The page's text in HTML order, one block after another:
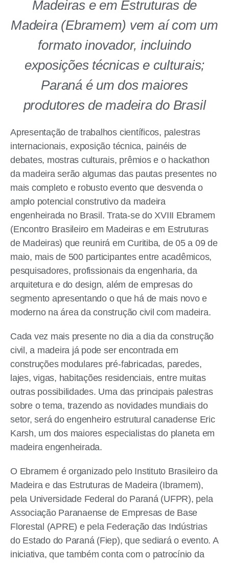
Madeiras e em Estruturas de
Madeira (Ebramem) vem aí com um
formato inovador, incluindo
exposições técnicas e culturais;
Paraná é um dos maiores
produtores de madeira do Brasil
Apresentação de trabalhos científicos, palestras
internacionais, exposição técnica, painéis de
debates, mostras culturais, prêmios e o hackathon
da madeira serão algumas das pautas presentes no
mais completo e robusto evento que desvenda o
amplo potencial construtivo da madeira
engenheirada no Brasil. Trata-se do XVIII Ebramem
(Encontro Brasileiro em Madeiras e em Estruturas
de Madeiras) que reunirá em Curitiba, de 05 a 09 de
maio, mais de 500 participantes entre acadêmicos,
pesquisadores, profissionais da engenharia, da
arquitetura e do design, além de empresas do
segmento apresentando o que há de mais novo e
moderno na área da construção civil com madeira.
Cada vez mais presente no dia a dia da construção
civil, a madeira já pode ser encontrada em
construções modulares pré-fabricadas, paredes,
lajes, vigas, habitações residenciais, entre muitas
outras possibilidades. Uma das principais palestras
sobre o tema, trazendo as novidades mundiais do
setor, será do engenheiro estrutural canadense Eric
Karsh, um dos maiores especialistas do planeta em
madeira engenheirada.
O Ebramem é organizado pelo Instituto Brasileiro da
Madeira e das Estruturas de Madeira (Ibramem),
pela Universidade Federal do Paraná (UFPR), pela
Associação Paranaense de Empresas de Base
Florestal (APRE) e pela Federação das Indústrias
do Estado do Paraná (Fiep), que sediará o evento. A
iniciativa, que também conta com o patrocínio da